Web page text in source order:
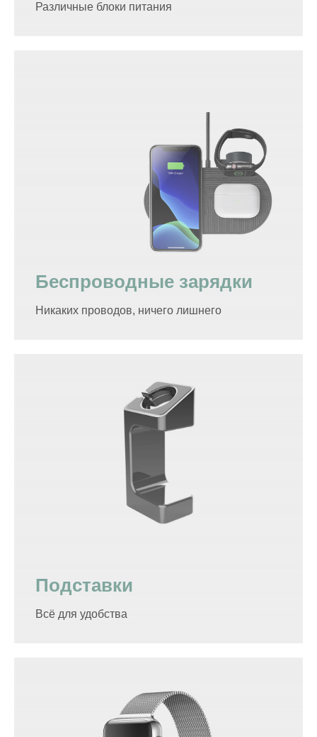
Различные блоки питания
Беспроводные зарядки
Никаких проводов, ничего лишнего
Подставки
Всё для удобства